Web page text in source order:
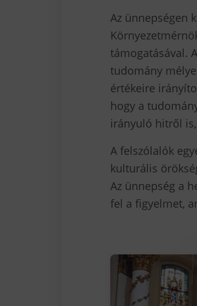
Az ünnepségen
támogatásával.
tudomány
értékeire
hogy a
irányuló hitről
A felszólalók
kulturális
Az ünnepség a
fel a figyelmet,